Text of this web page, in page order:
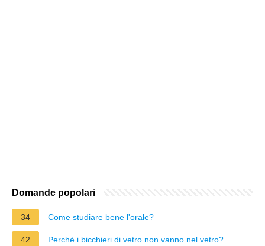
Domande popolari
34 Come studiare bene l'orale?
42 Perché i bicchieri di vetro non vanno nel vetro?